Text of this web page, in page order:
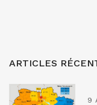
ARTICLES
9